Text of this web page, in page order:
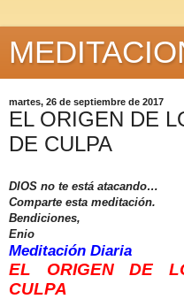
martes, 26 de septiembre de 2017
EL ORIGEN DE
DE CULPA
DIOS no te está atacando…
Comparte esta meditación.
Bendiciones,
Enio
Meditación Diaria
EL ORIGEN DE
CULPA